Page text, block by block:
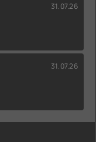
31.07.26
31.07.26